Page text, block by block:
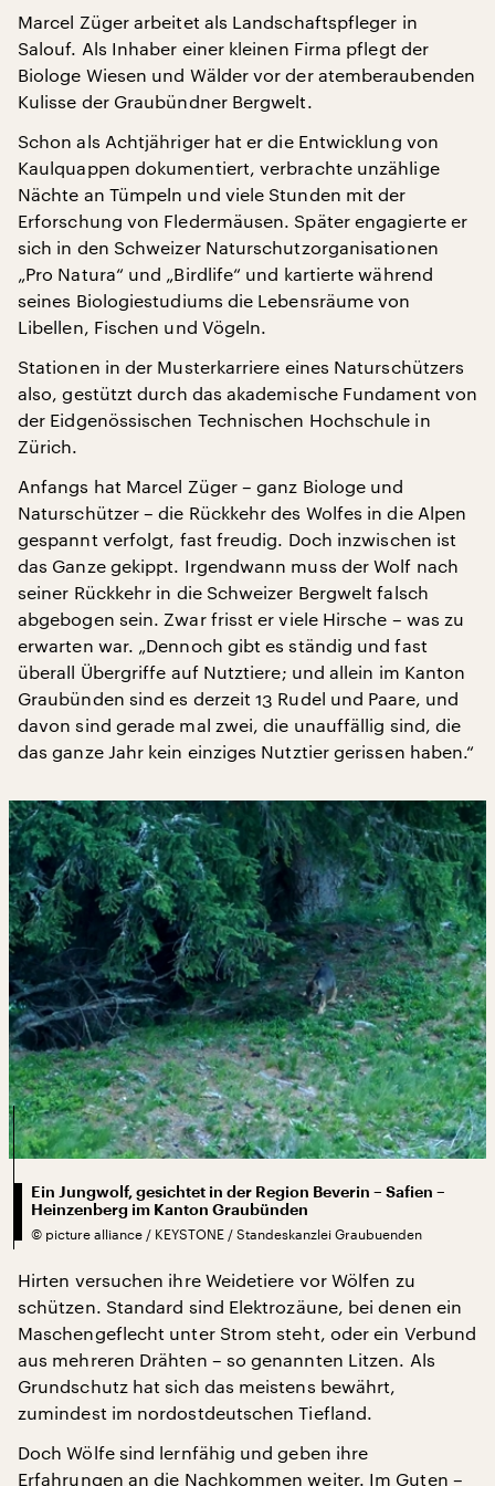
Marcel Züger arbeitet als Landschaftspfleger in
Salouf. Als Inhaber einer kleinen Firma pflegt der
Biologe Wiesen und Wälder vor der atemberaubenden
Kulisse der Graubündner Bergwelt.
Schon als Achtjähriger hat er die Entwicklung von
Kaulquappen dokumentiert, verbrachte unzählige
Nächte an Tümpeln und viele Stunden mit der
Erforschung von Fledermäusen. Später engagierte er
sich in den Schweizer Naturschutzorganisationen
„Pro Natura“ und „Birdlife“ und kartierte während
seines Biologiestudiums die Lebensräume von
Libellen, Fischen und Vögeln.
Stationen in der Musterkarriere eines Naturschützers
also, gestützt durch das akademische Fundament von
der Eidgenössischen Technischen Hochschule in
Zürich.
Anfangs hat Marcel Züger – ganz Biologe und
Naturschützer – die Rückkehr des Wolfes in die Alpen
gespannt verfolgt, fast freudig. Doch inzwischen ist
das Ganze gekippt. Irgendwann muss der Wolf nach
seiner Rückkehr in die Schweizer Bergwelt falsch
abgebogen sein. Zwar frisst er viele Hirsche – was zu
erwarten war. „Dennoch gibt es ständig und fast
überall Übergriffe auf Nutztiere; und allein im Kanton
Graubünden sind es derzeit 13 Rudel und Paare, und
davon sind gerade mal zwei, die unauffällig sind, die
das ganze Jahr kein einziges Nutztier gerissen haben.“
Ein Jungwolf, gesichtet in der Region Beverin – Safien –
Heinzenberg im Kanton Graubünden
© picture alliance / KEYSTONE / Standeskanzlei Graubuenden
Hirten versuchen ihre Weidetiere vor Wölfen zu
schützen. Standard sind Elektrozäune, bei denen ein
Maschengeflecht unter Strom steht, oder ein Verbund
aus mehreren Drähten – so genannten Litzen. Als
Grundschutz hat sich das meistens bewährt,
zumindest im nordostdeutschen Tiefland.
Doch Wölfe sind lernfähig und geben ihre
Erfahrungen an die Nachkommen weiter. Im Guten –